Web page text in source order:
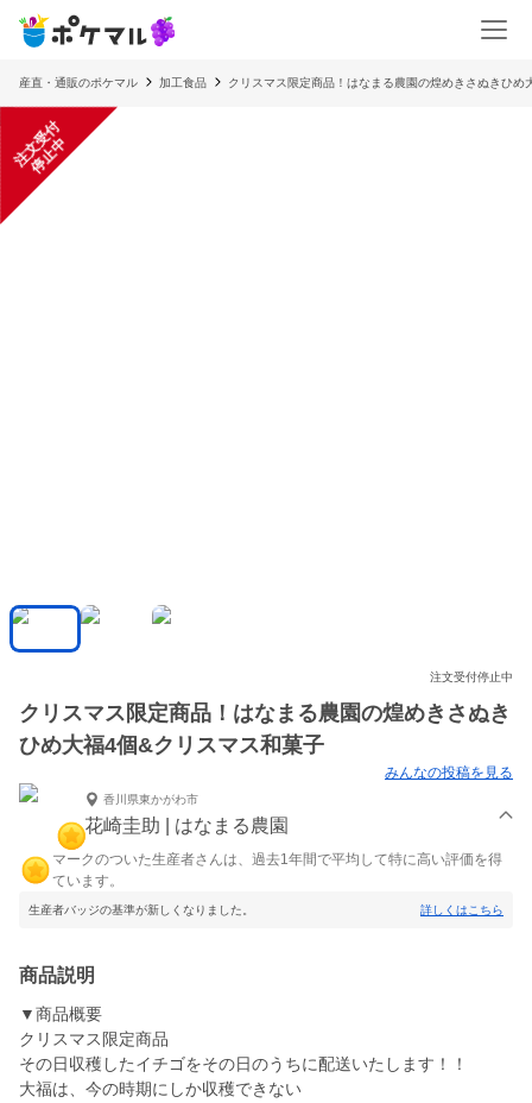
産直・通販のポケマル 加工食品 クリスマス限定商品！はなまる農園の煌めきさぬきひめ
注
文
受
付
停
止
中
注文受付停止中
クリスマス限定商品！はなまる農園の煌めきさぬき
ひめ大福4個&クリスマス和菓子
みんなの投稿を見る
香川県東かがわ市
花崎圭助 | はなまる農園
マークのついた生産者さんは、過去1年間で平均して特に高い評価を得
ています。
生産者バッジの基準が新しくなりました。 詳しくはこちら
商品説明
▼商品概要
クリスマス限定商品
その日収穫したイチゴをその日のうちに配送いたします！！
大福は、今の時期にしか収穫できない